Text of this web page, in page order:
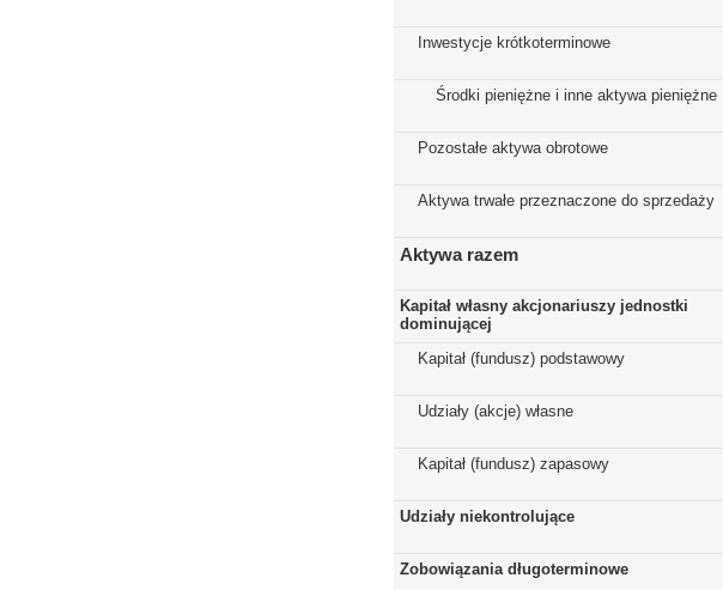
Inwestycje krótkoterminowe
Środki pieniężne i inne aktywa pieniężne
Pozostałe aktywa obrotowe
Aktywa trwałe przeznaczone do sprzedaży
Aktywa razem
Kapitał własny akcjonariuszy jednostki
dominującej
Kapitał (fundusz) podstawowy
Udziały (akcje) własne
Kapitał (fundusz) zapasowy
Udziały niekontrolujące
Zobowiązania długoterminowe